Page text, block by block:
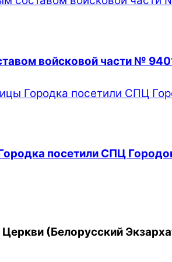
войсковой части №
посетили СПЦ
(Белорусский